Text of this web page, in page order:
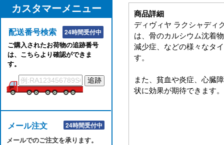
カスタマーメニュー
配送番号検索 24時間受付中
ご購入されたお荷物の追跡番号
は、こちらより確認ができま
す。
メール注文 24時間受付中
メールでのご注文を承ります。
商品詳細
ディヴィヤ ラクシャディ
は、骨のカルシウム沈着
減少症、などの様々なタ
す。
また、貧血や炎症、心臓
状に効果が期待できます。